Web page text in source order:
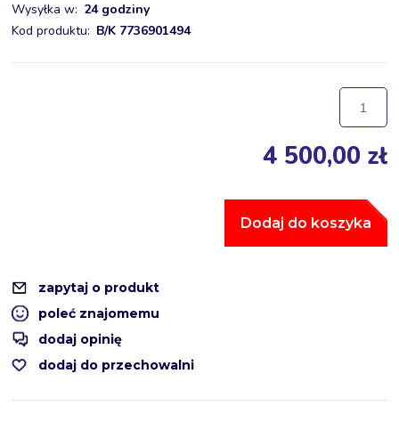
Wysyłka w: 24 godziny
Kod produktu: B/K 7736901494
4 500,00 zł
Dodaj do koszyka
zapytaj o produkt
poleć znajomemu
dodaj opinię
dodaj do przechowalni